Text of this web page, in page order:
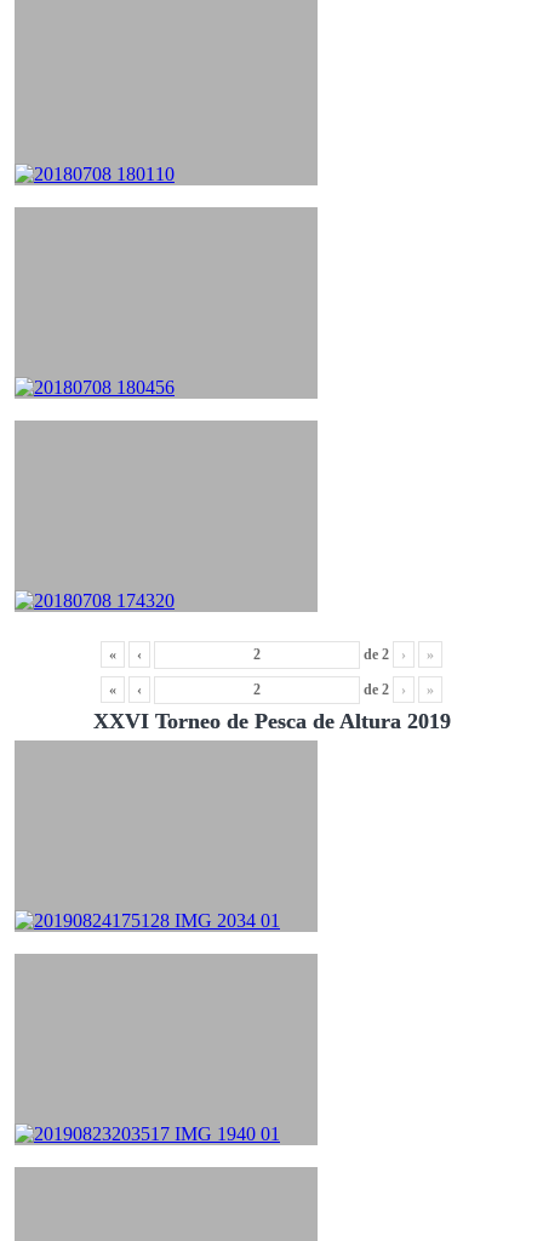
« ‹ de 2 › »
« ‹ de 2 › »
XXVI Torneo de Pesca de Altura 2019